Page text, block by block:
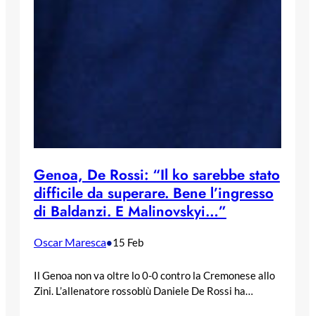
Genoa, De Rossi: “Il ko sarebbe stato
difficile da superare. Bene l’ingresso
di Baldanzi. E Malinovskyi…”
Oscar Maresca•15 Feb
Il Genoa non va oltre lo 0-0 contro la Cremonese allo
Zini. L’allenatore rossoblù Daniele De Rossi ha…